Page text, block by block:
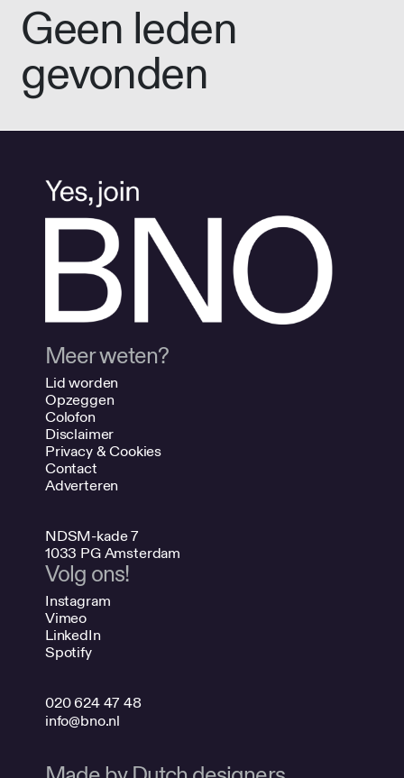
Geen leden
gevonden
Meer weten?
Lid worden
Opzeggen
Colofon
Disclaimer
Privacy & Cookies
Contact
Adverteren
NDSM-kade 7
1033 PG Amsterdam
Volg ons!
Instagram
Vimeo
LinkedIn
Spotify
020 624 47 48
info@bno.nl